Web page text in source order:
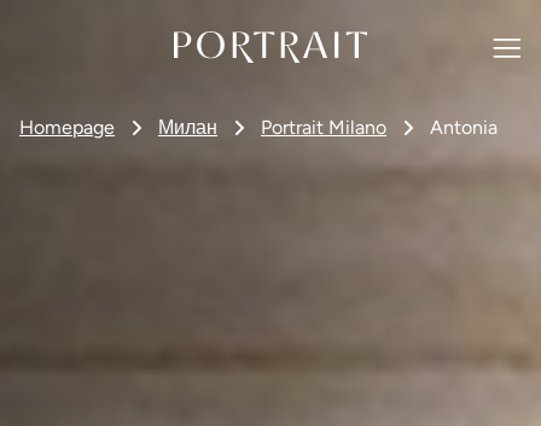
Homepage Милан Portrait Milano Antonia